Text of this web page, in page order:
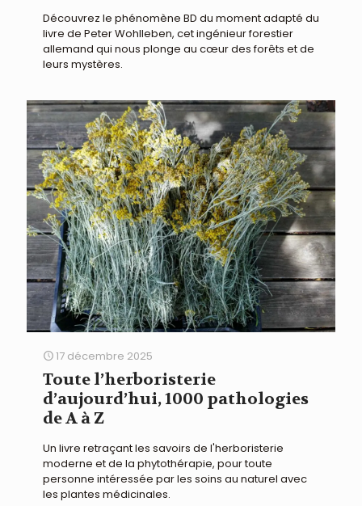
Découvrez le phénomène BD du moment adapté du
livre de Peter Wohlleben, cet ingénieur forestier
allemand qui nous plonge au cœur des forêts et de
leurs mystères.
17 décembre 2025
Toute l’herboristerie
d’aujourd’hui, 1000 pathologies
de A à Z
Un livre retraçant les savoirs de l'herboristerie
moderne et de la phytothérapie, pour toute
personne intéressée par les soins au naturel avec
les plantes médicinales.